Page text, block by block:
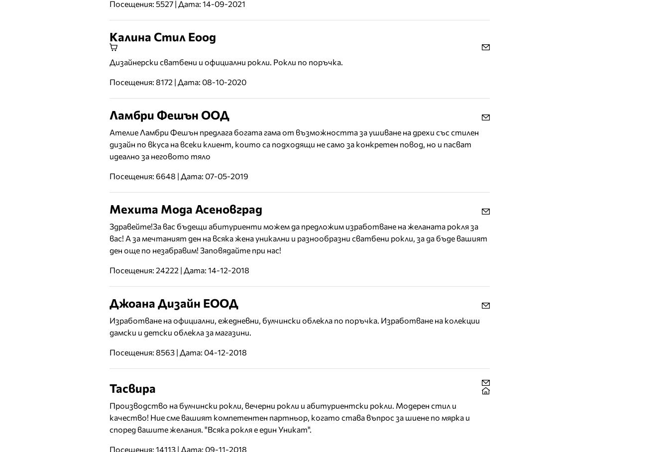
Посещения: 5527 | Дата: 14-09-2021
Калина Стил Еоод
Дизайнерски сватбени и официални рокли. Рокли по поръчка.
Посещения: 8172 | Дата: 08-10-2020
Ламбри Фешън ООД
Ателие Ламбри Фешън предлага богата гама от възможността за ушиване на дрехи със стилен
дизайн по вкуса на всеки клиент, които са подходящи не само за конкретен повод, но и пасват
идеално за неговото тяло
Посещения: 6648 | Дата: 07-05-2019
Мехита Мода Асеновград
Здравейте!За вас бъдещи абитуриенти можем да предложим изработване на желаната рокля за
вас! А за мечтаният ден на всяка жена уникални и разнообразни сватбени рокли, за да бъде вашият
ден още по незабравим! Заповядайте при нас!
Посещения: 24222 | Дата: 14-12-2018
Джоана Дизайн ЕООД
Изработване на официални, ежедневни, булчински облекла по поръчка. Изработване на колекции
дамски и детски облекла за магазини.
Посещения: 8563 | Дата: 04-12-2018
Тасвира
Производство на булчински рокли, вечерни рокли и абитуриентски рокли. Модерен стил и
качество! Ние сме вашият компетентен партньор, когато става въпрос за шиене по мярка и
според вашите желания. "Всяка рокля е един Уникат".
Посещения: 14113 | Дата: 09-11-2018